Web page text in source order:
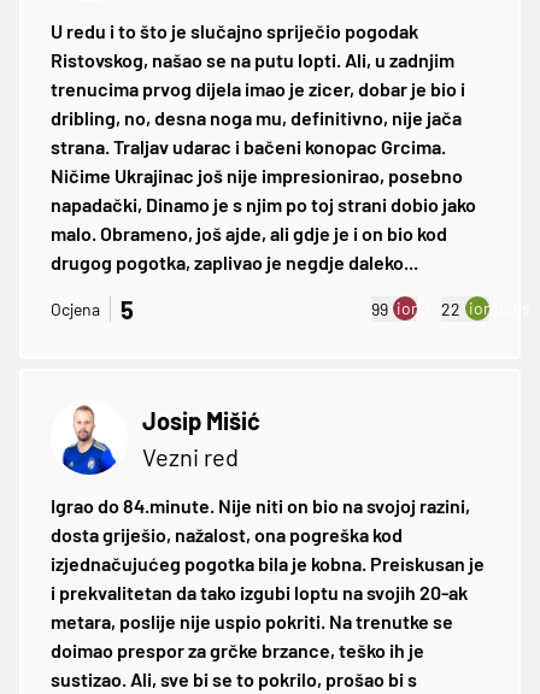
U redu i to što je slučajno spriječio pogodak
Ristovskog, našao se na putu lopti. Ali, u zadnjim
trenucima prvog dijela imao je zicer, dobar je bio i
dribling, no, desna noga mu, definitivno, nije jača
strana. Traljav udarac i bačeni konopac Grcima.
Ničime Ukrajinac još nije impresionirao, posebno
napadački, Dinamo je s njim po toj strani dobio jako
malo. Obrameno, još ajde, ali gdje je i on bio kod
drugog pogotka, zaplivao je negdje daleko...
Ocjena 5 99 ion:minus
22 ion:plus
Josip Mišić
Vezni red
Igrao do 84.minute. Nije niti on bio na svojoj razini,
dosta griješio, nažalost, ona pogreška kod
izjednačujućeg pogotka bila je kobna. Preiskusan je
i prekvalitetan da tako izgubi loptu na svojih 20-ak
metara, poslije nije uspio pokriti. Na trenutke se
doimao prespor za grčke brzance, teško ih je
sustizao. Ali, sve bi se to pokrilo, prošao bi s